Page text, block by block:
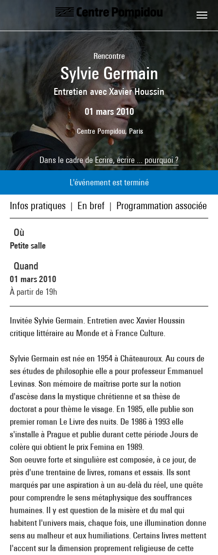
Aller au contenu principal
Centre Pompidou
Rencontre
Sylvie Germain
Entretien avec Xavier Houssin
01 mars 2010
Centre Pompidou, Paris
Dans le cadre de Ecrire, écrire ... pourquoi ?
L'événement est terminé
Infos pratiques En bref Programmation associée
Invitée Sylvie Germain. Entretien avec Xavier Houssin
critique littéraire au Monde et à France Culture.
Sylvie Germain est née en 1954 à Châteauroux. Au cours de
ses études de philosophie elle a pour professeur Emmanuel
Levinas. Son mémoire de maîtrise porte sur la notion
d'ascèse dans la mystique chrétienne et sa thèse de
doctorat a pour thème le visage. En 1985, elle publie son
premier roman Le Livre des nuits. De 1986 à 1993 elle
s'installe à Prague et publie durant cette période Jours de
colère qui obtient le prix Femina en 1989.
Son oeuvre forte et singulière est composée, à ce jour, de
près d'une trentaine de livres, romans et essais. Ils sont
marqués par une aspiration à un au-delà du réel, une quête
pour comprendre le sens métaphysique des souffrances
humaines. Il y est question de la misère et du mal qui
habitent l'univers mais, chaque fois, une illumination donne
sens au malheur et aux humiliations. Certains livres mettent
l'accent sur la dimension proprement religieuse de cette
Où
Petite salle
Quand
01 mars 2010
À partir de 19h